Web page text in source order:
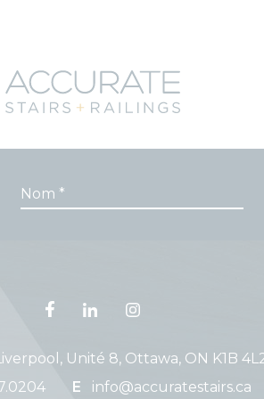
Unité 8, Ottawa, ON K1B
E info@accuratestairs.ca